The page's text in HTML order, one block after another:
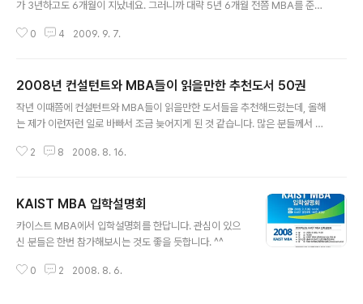
가 3년하고도 6개월이 지났네요. 그러니까 대략 5년 6개월 전쯤 MBA를 준비
트를 수행하면서 야간과 주말에 학원을 다니면서 참 정신이 없게 지냈던 것 같
이 어쩌면 더 고민이 되는 시간이 되는 것 같기도 합니다. 아무래도 더운 여름이
가고 아침저녁으로 선선한 바람이 불어오는 가을이 되어 이런저런 생각이 들게
되어서 그런지도 모르겠습니다. 그러고 보니 지금쯤 MBA를 준비하..
0 4 2009. 9. 7.
2008년 컨설턴트와 MBA들이 읽을만한 추천도서 50권
작년 이때쯤에 컨설턴트와 MBA들이 읽을만한 도서들을 추천해드렸는데, 올해
는 제가 이런저런 일로 바빠서 조금 늦어지게 된 것 같습니다. 많은 분들께서 이
만한 책을 권해드립니다. 2007년 컨설턴트와 MBA들이 읽을만한 추천도서 5
4 마케팅 불변의 법칙 알 리스, 잭 트라우트 5 포지셔닝 알 리스, 잭 트라우트 6
마케팅 전쟁 알 리스, 잭 트라우트 7 튀지 말고 차별화하라 스티브 리브킨, 잭 트
라우트 8 마케팅 바이블 켈로그 경영대학원 교수진 9 쇼핑의 과학 파코 언더
2 8 2008. 8. 16.
KAIST MBA 입학설명회
카이스트 MBA에서 입학설명회를 한답니다. 관심이 있으
신 분들은 한번 참가해보시는 것도 좋을 듯합니다. ^^
0 2 2008. 8. 6.